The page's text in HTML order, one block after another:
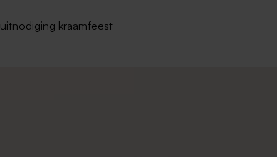
uitnodiging kraamfeest